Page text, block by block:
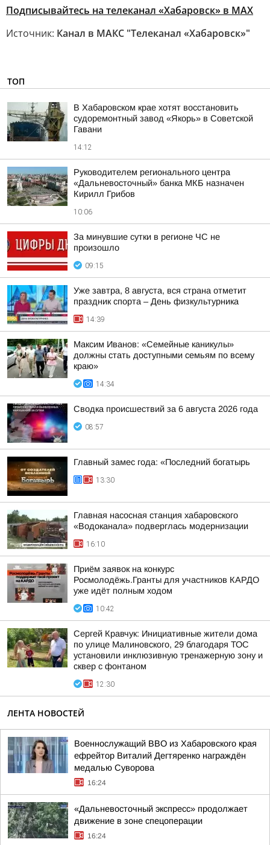
Подписывайтесь на телеканал «Хабаровск» в MAX
Источник: Канал в МАКС "Телеканал «Хабаровск»"
ТОП
В Хабаровском крае хотят восстановить
судоремонтный завод «Якорь» в Советской
Гавани
14:12
Руководителем регионального центра
«Дальневосточный» банка МКБ назначен
Кирилл Грибов
10:06
За минувшие сутки в регионе ЧС не
произошло
09:15
Уже завтра, 8 августа, вся страна отметит
праздник спорта – День физкультурника
14:39
Максим Иванов: «Семейные каникулы»
должны стать доступными семьям по всему
краю»
14:34
Сводка происшествий за 6 августа 2026 года
08:57
Главный замес года: «Последний богатырь
13:30
Главная насосная станция хабаровского
«Водоканала» подверглась модернизации
16:10
Приём заявок на конкурс
Росмолодёжь.Гранты для участников КАРДО
уже идёт полным ходом
10:42
Сергей Кравчук: Инициативные жители дома
по улице Малиновского, 29 благодаря ТОС
установили инклюзивную тренажерную зону и
сквер с фонтаном
12:30
ЛЕНТА НОВОСТЕЙ
Военнослужащий ВВО из Хабаровского края
ефрейтор Виталий Дегтяренко награждён
медалью Суворова
16:24
«Дальневосточный экспресс» продолжает
движение в зоне спецоперации
16:24